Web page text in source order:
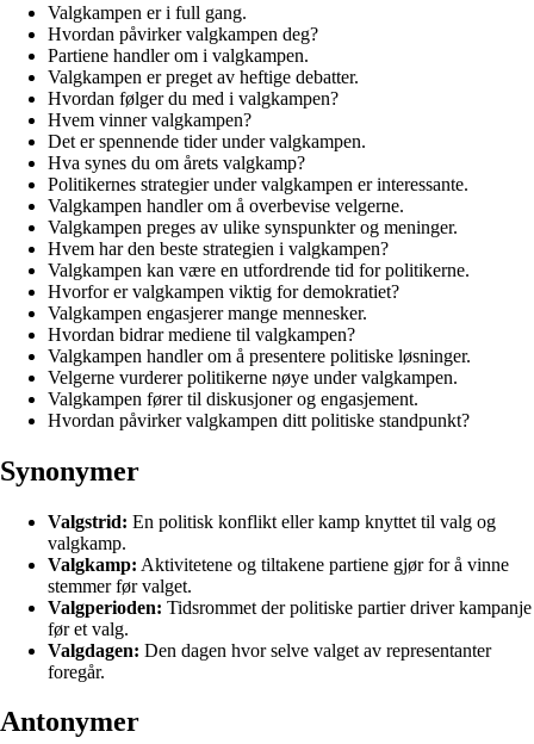
Valgkampen er i full gang.
Hvordan påvirker valgkampen deg?
Partiene handler om i valgkampen.
Valgkampen er preget av heftige debatter.
Hvordan følger du med i valgkampen?
Hvem vinner valgkampen?
Det er spennende tider under valgkampen.
Hva synes du om årets valgkamp?
Politikernes strategier under valgkampen er interessante.
Valgkampen handler om å overbevise velgerne.
Valgkampen preges av ulike synspunkter og meninger.
Hvem har den beste strategien i valgkampen?
Valgkampen kan være en utfordrende tid for politikerne.
Hvorfor er valgkampen viktig for demokratiet?
Valgkampen engasjerer mange mennesker.
Hvordan bidrar mediene til valgkampen?
Valgkampen handler om å presentere politiske løsninger.
Velgerne vurderer politikerne nøye under valgkampen.
Valgkampen fører til diskusjoner og engasjement.
Hvordan påvirker valgkampen ditt politiske standpunkt?
Synonymer
Valgstrid: En politisk konflikt eller kamp knyttet til valg og
valgkamp.
Valgkamp: Aktivitetene og tiltakene partiene gjør for å vinne
stemmer før valget.
Valgperioden: Tidsrommet der politiske partier driver kampanje
før et valg.
Valgdagen: Den dagen hvor selve valget av representanter
foregår.
Antonymer